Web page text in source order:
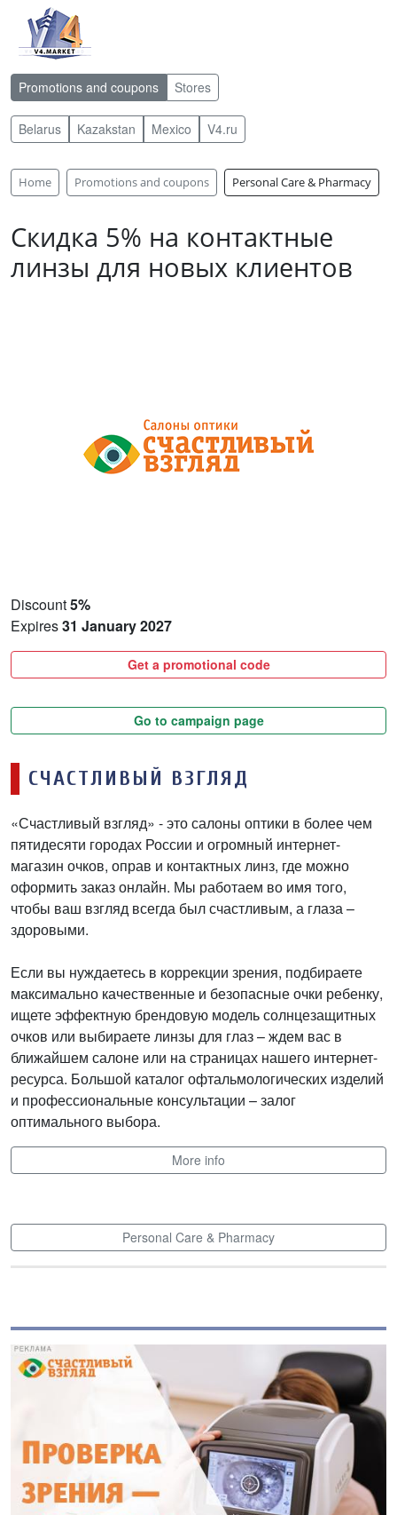
Promotions and coupons Stores
Belarus Kazakstan Mexico V4.ru
Home Promotions and coupons Personal Care & Pharmacy
Скидка 5% на контактные
линзы для новых клиентов
Discount5%
Expires31 January 2027
Get a promotional code
Go to campaign page
СЧАСТЛИВЫЙ ВЗГЛЯД
«Счастливый взгляд» - это салоны оптики в более чем
пятидесяти городах России и огромный интернет-
магазин очков, оправ и контактных линз, где можно
оформить заказ онлайн. Мы работаем во имя того,
чтобы ваш взгляд всегда был счастливым, а глаза –
здоровыми.
Если вы нуждаетесь в коррекции зрения, подбираете
максимально качественные и безопасные очки ребенку,
ищете эффектную брендовую модель солнцезащитных
очков или выбираете линзы для глаз – ждем вас в
ближайшем салоне или на страницах нашего интернет-
ресурса. Большой каталог офтальмологических изделий
и профессиональные консультации – залог
оптимального выбора.
More info
Personal Care & Pharmacy